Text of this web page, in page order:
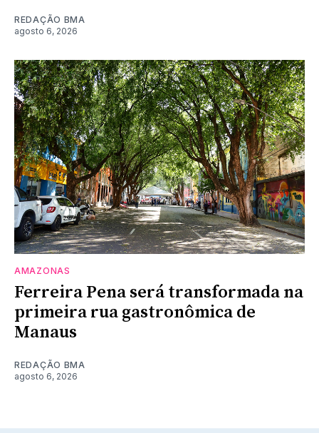
REDAÇÃO BMA
agosto 6, 2026
AMAZONAS
Ferreira Pena será transformada na
primeira rua gastronômica de
Manaus
REDAÇÃO BMA
agosto 6, 2026